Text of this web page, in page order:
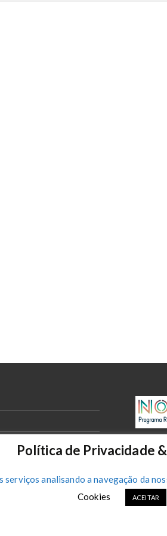
Política de Privacidade
analisando a navegação da
Cookies
ACEITAR